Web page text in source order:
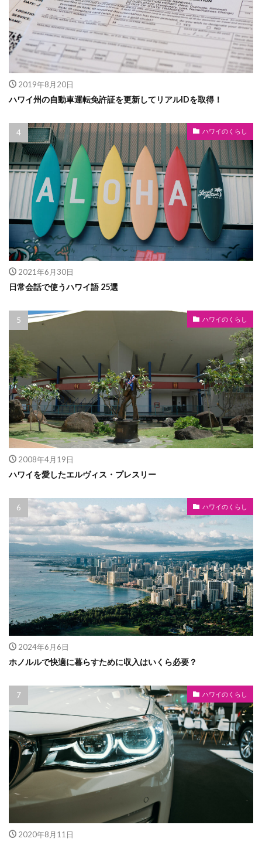
2019年8月20日
ハワイ州の自動車運転免許証を更新してリアルIDを取得！
ハワイのくらし
2021年6月30日
日常会話で使うハワイ語 25選
ハワイのくらし
2008年4月19日
ハワイを愛したエルヴィス・プレスリー
ハワイのくらし
2024年6月6日
ホノルルで快適に暮らすために収入はいくら必要？
ハワイのくらし
2020年8月11日